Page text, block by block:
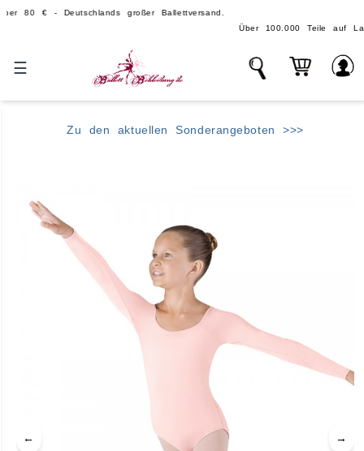
€ - Deutschlands großer Ballettversand.
Über 100.000 Teile auf Lager -
☰
Zu den aktuellen Sonderangeboten >>>
← →